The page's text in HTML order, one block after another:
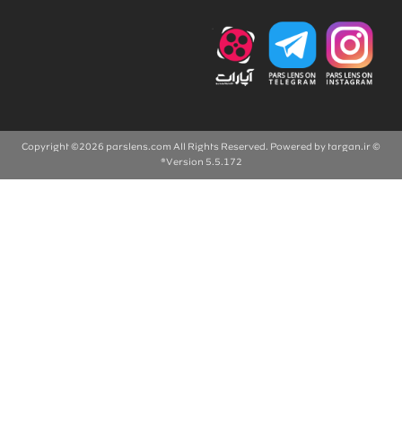
© Copyright ©2026
parslens.comAll Rights Reserved. Powered bytargan.ir
Version 5.5.172®